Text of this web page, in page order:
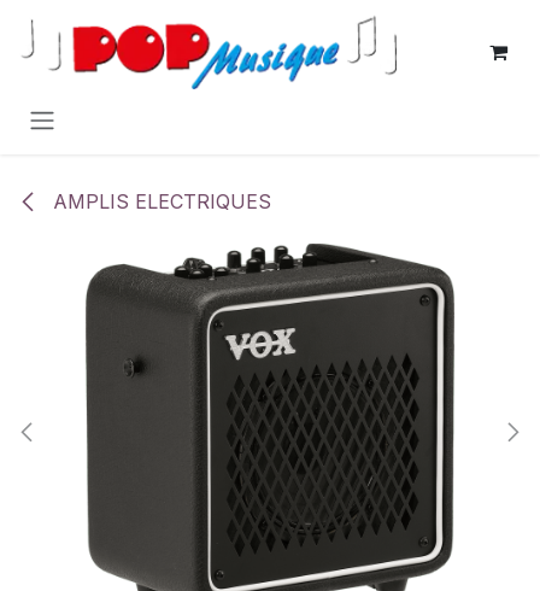
Se rendre au contenu
AMPLIS ELECTRIQUES